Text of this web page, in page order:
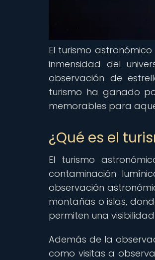
El turismo
inmensidad del
observación de
turismo ha ganado
memorables para
¿Qué es el
El turismo
contaminación
observación
montañas o islas,
permiten una
Además de la
como visitas a